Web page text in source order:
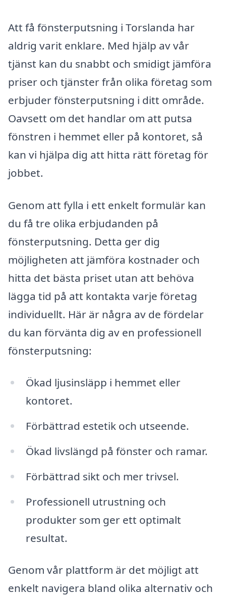
Att få fönsterputsning i Torslanda har
aldrig varit enklare. Med hjälp av vår
tjänst kan du snabbt och smidigt jämföra
priser och tjänster från olika företag som
erbjuder fönsterputsning i ditt område.
Oavsett om det handlar om att putsa
fönstren i hemmet eller på kontoret, så
kan vi hjälpa dig att hitta rätt företag för
jobbet.
Genom att fylla i ett enkelt formulär kan
du få tre olika erbjudanden på
fönsterputsning. Detta ger dig
möjligheten att jämföra kostnader och
hitta det bästa priset utan att behöva
lägga tid på att kontakta varje företag
individuellt. Här är några av de fördelar
du kan förvänta dig av en professionell
fönsterputsning:
Ökad ljusinsläpp i hemmet eller
kontoret.
Förbättrad estetik och utseende.
Ökad livslängd på fönster och ramar.
Förbättrad sikt och mer trivsel.
Professionell utrustning och
produkter som ger ett optimalt
resultat.
Genom vår plattform är det möjligt att
enkelt navigera bland olika alternativ och